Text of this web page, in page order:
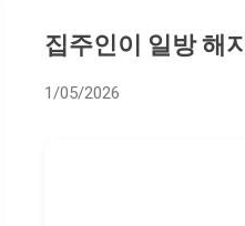
증금도 엄연한 재산분할
문하고 분할 대상으로 보
않는다는 의미예요. 전세
집주인이 일방 해
1/05/2026